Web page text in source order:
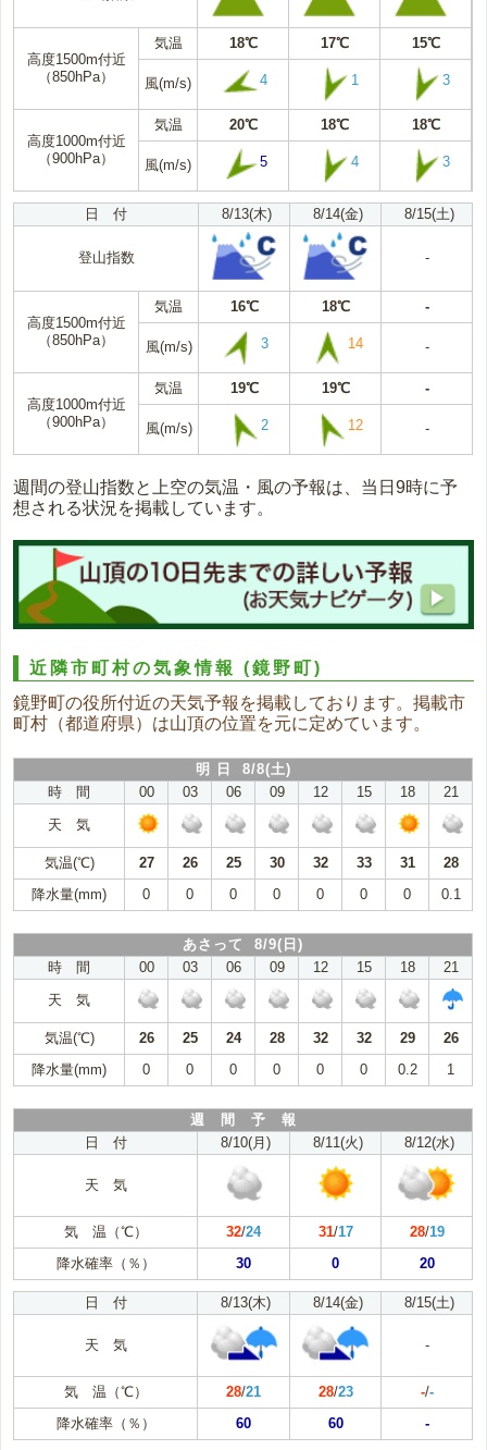
高度1500m付近
（850hPa）
気温 18℃ 17℃ 15℃
風(m/s) 4 1 3
高度1000m付近
（900hPa）
気温 20℃ 18℃ 18℃
風(m/s) 5 4 3
日 付 8/13(木) 8/14(金) 8/15(土)
登山指数 -
高度1500m付近
（850hPa）
気温 16℃ 18℃ -
風(m/s) 3 14 -
高度1000m付近
（900hPa）
気温 19℃ 19℃ -
風(m/s) 2 12 -
週間の登山指数と上空の気温・風の予報は、当日9時に予
想される状況を掲載しています。
近隣市町村の気象情報(鏡野町)
鏡野町の役所付近の天気予報を掲載しております。掲載市
町村（都道府県）は山頂の位置を元に定めています。
明 日 8/8(土)
時 間
00 03 06 09 12 15 18
21
天 気
気温(℃) 27 26 25 30 32 33 31
28
降水量(mm)
0 0 0 0 0 0 0 0.1
あさって 8/9(日)
時 間
00 03 06 09 12 15 18
21
天 気
気温(℃) 26 25 24 28 32 32 29
26
降水量(mm)
0 0 0 0 0 0 0.2 1
週 間 予 報
日 付
8/10(月) 8/11(火) 8/12(水)
天 気
気 温（℃） 32/24 31/17 28/19
降水確率（％）
30 0 20
日 付 8/13(木) 8/14(金) 8/15(土)
天 気 -
気 温（℃） 28/21 28/23 -/-
降水確率（％）
60 60 -